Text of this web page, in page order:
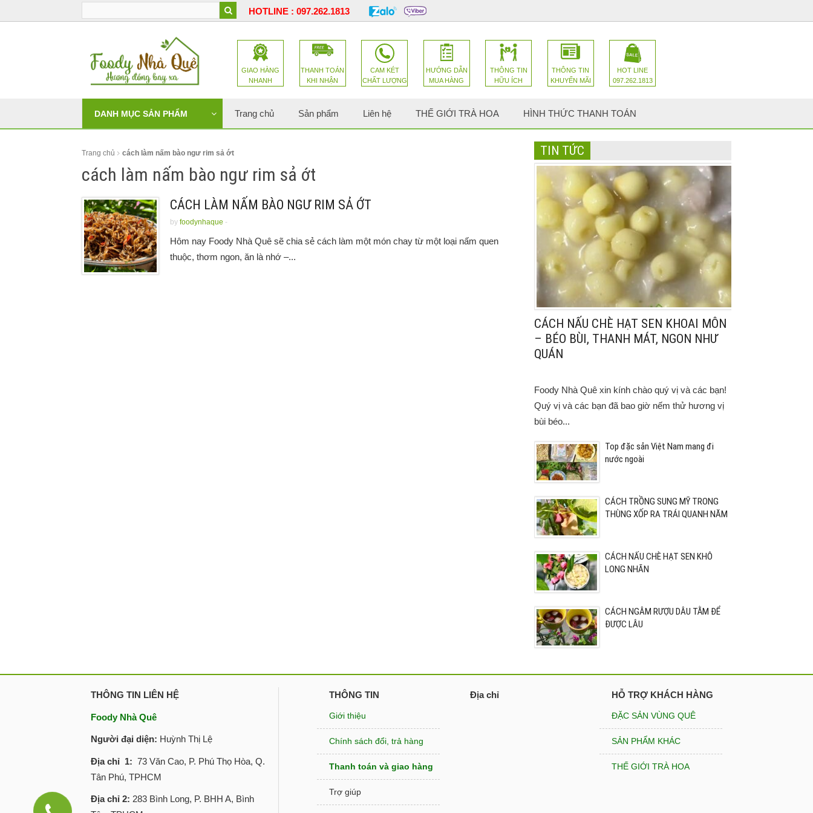
HOTLINE : 097.262.1813
GIAO HÀNG
NHANH
THANH TOÁN
KHI NHẬN
CAM KÉT
CHẤT LƯỢNG
HƯỚNG DẪN
MUA HÀNG
THÔNG TIN
HỮU ÍCH
THÔNG TIN
KHUYẾN MÃI
HOT LINE
097.262.1813
DANH MỤC SẢN PHẨM Trang chủ Sản phẩm Liên hệ THẾ GIỚI TRÀ HOA HÌNH THỨC THANH TOÁN
Trang chủ cách làm nấm bào ngư rim sả ớt
cách làm nấm bào ngư rim sả ớt
CÁCH LÀM NẤM BÀO NGƯ RIM SẢ ỚT
by foodynhaque -
Hôm nay Foody Nhà Quê sẽ chia sẻ cách làm một món chay từ một loại nấm quen
thuộc, thơm ngon, ăn là nhớ –...
TIN TỨC
CÁCH NẤU CHÈ HẠT SEN KHOAI MÔN
– BÉO BÙI, THANH MÁT, NGON NHƯ
QUÁN
Foody Nhà Quê xin kính chào quý vị và các bạn!
Quý vị và các bạn đã bao giờ nếm thử hương vị
bùi béo...
Top đặc sản Việt Nam mang đi
nước ngoài
CÁCH TRỒNG SUNG MỸ TRONG
THÙNG XỐP RA TRÁI QUANH NĂM
CÁCH NẤU CHÈ HẠT SEN KHÔ
LONG NHÃN
CÁCH NGÂM RƯỢU DÂU TẰM ĐỂ
ĐƯỢC LÂU
THÔNG TIN LIÊN HỆ
Foody Nhà Quê
Người đại diện: Huỳnh Thị Lệ
Địa chỉ 1: 73 Văn Cao, P. Phú Thọ Hòa, Q.
Tân Phú, TPHCM
Địa chỉ 2: 283 Bình Long, P. BHH A, Bình
THÔNG TIN
Giới thiệu
Chính sách đổi, trả hàng
Thanh toán và giao hàng
Trợ giúp
Địa chỉ HỖ TRỢ KHÁCH HÀNG
ĐẶC SẢN VÙNG QUÊ
SẢN PHẨM KHÁC
THẾ GIỚI TRÀ HOA